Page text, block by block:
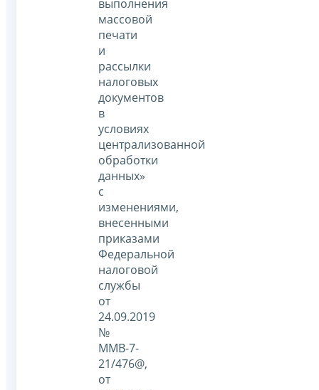
выполнения
массовой
печати
и
рассылки
налоговых
документов
в
условиях
централизованной
обработки
данных»
с
изменениями,
внесенными
приказами
Федеральной
налоговой
службы
от
24.09.2019
№
ММВ-7-
21/476@,
от